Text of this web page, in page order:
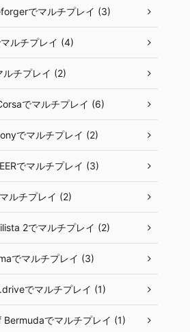
でマルチプレイ (3)
ルチプレイ (4)
ルチプレイ (2)
でマルチプレイ (6)
でマルチプレイ (2)
でマルチプレイ (3)
ルチプレイ (2)
2でマルチプレイ (2)
でマルチプレイ (3)
でマルチプレイ (1)
Bermudaでマルチプレイ (1)